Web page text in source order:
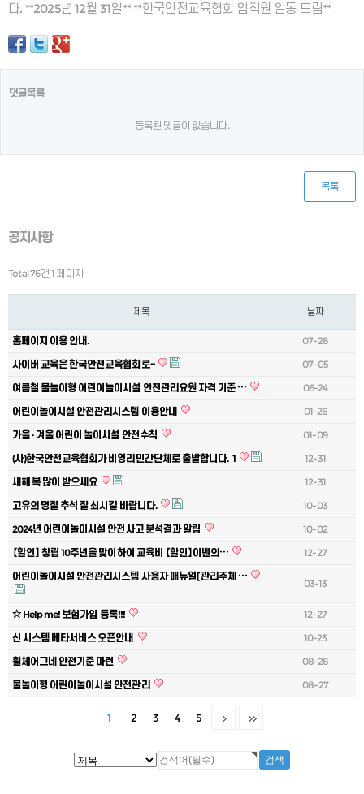
다. **2025년 12월 31일** **한국안전교육협회 임직원 일동 드림**
댓글목록
등록된 댓글이 없습니다.
목록
공지사항
Total 76건 1 페이지
제목 날짜
홈페이지 이용 안내.
07-28
사이버 교육은 한국안전교육협회로~
07-05
여름철 물놀이형 어린이놀이시설 안전관리요원 자격 기준 …
06-24
어린이놀이시설 안전관리시스템 이용안내
01-26
가을 · 겨울 어린이 놀이시설 안전수칙
01-09
(사)한국안전교육협회가 비영리민간단체로 출발합니다. 1
12-31
새해 복 많이 받으세요
12-31
고유의 명절 추석 잘 쇠시길 바랍니다.
10-03
2024년 어린이놀이시설 안전사고 분석결과 알림
10-02
【할인】 창립 10주년을 맞이하여 교육비 【할인】이벤의…
12-27
어린이놀이시설 안전관리시스템 사용자 매뉴얼[ 관리주체 …
03-13
☆ Help me! 보험가입 등록!!!
12-27
신 시스템 베타서비스 오픈안내
10-23
휠체어그네 안전기준 마련
08-28
물놀이형 어린이놀이시설 안전관리
08-27
1 2 3 4 5